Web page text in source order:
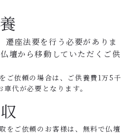
遷座法要を行う必要がありま
壇から移動していただくご供
ご依頼の場合は、ご供養費1万5千
代が必要となります。
をご依頼のお客様は、無料で仏壇